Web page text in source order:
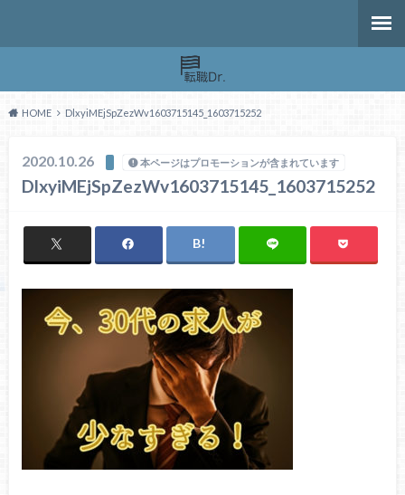
HOME DlxyiMEjSpZezWv1603715145_1603715252
2020.10.26 本ページはプロモーションが含まれています
DlxyiMEjSpZezWv1603715145_1603715252